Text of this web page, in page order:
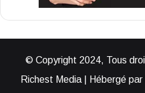
© Copyright 2024, Tous
Richest Media | Hébergé